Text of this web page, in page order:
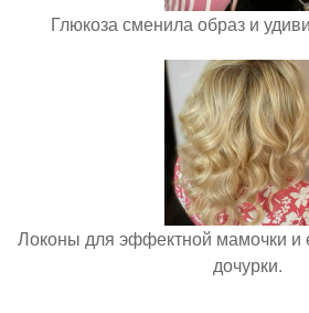
Глюкоза сменила образ и
Локоны для эффектной мамочки и
дочурки.